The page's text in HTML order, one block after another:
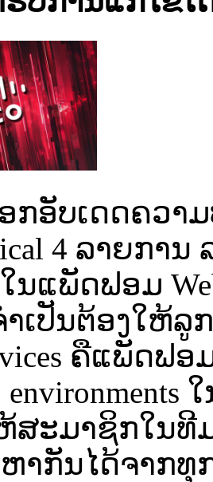
ອກອັບເດດຄວ
4 ລາຍການ
ນແພັດຟອມ
ເປັນຕ້ອງໃຫ້ລູ
ຄືແພັດຟອ
ສະມາຊິກໃນທີ
າກັນໄດ້ຈາກ